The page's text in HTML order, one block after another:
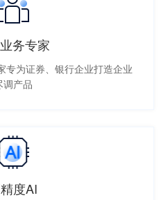
务专家
专为证券、银行企业打造企业
调产品
度AI